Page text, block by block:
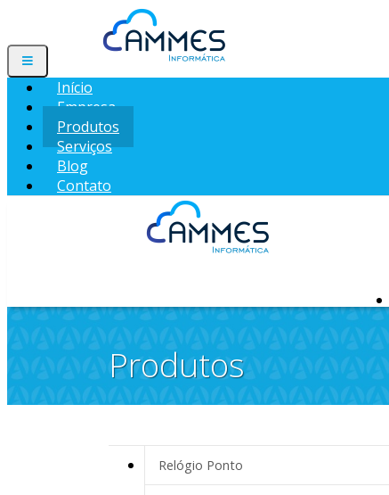
Início
Empresa
Produtos
Serviços
Blog
Contato
Produtos
Relógio Ponto